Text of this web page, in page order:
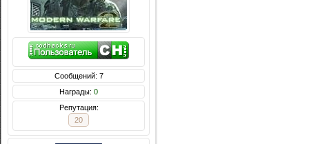
Сообщений: 7
Награды: 0
Репутация:
20